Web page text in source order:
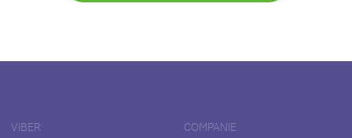
VIBER COMPANIE